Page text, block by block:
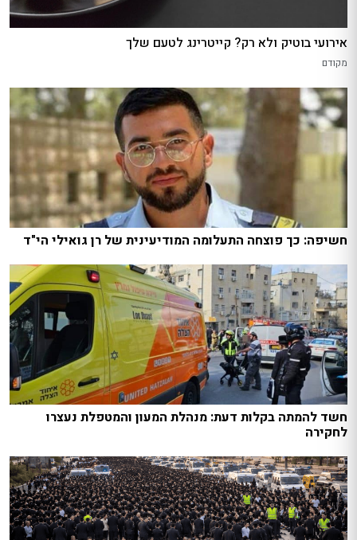
אירועי בוטיק ולא רק? קייטרינג לטעם שלך
מקודם
חשיפה: כך פוצחה התעלומה המודיעינית של רן גואילי הי"ד
חשד להמתה בקלות דעת: מנהלת המעון והמטפלת נעצרו
לחקירה